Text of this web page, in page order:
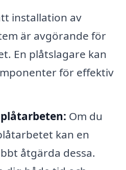
installation av
är avgörande för
En plåtslagare kan
för effektiv
Om du
kan en
åtgärda dessa.